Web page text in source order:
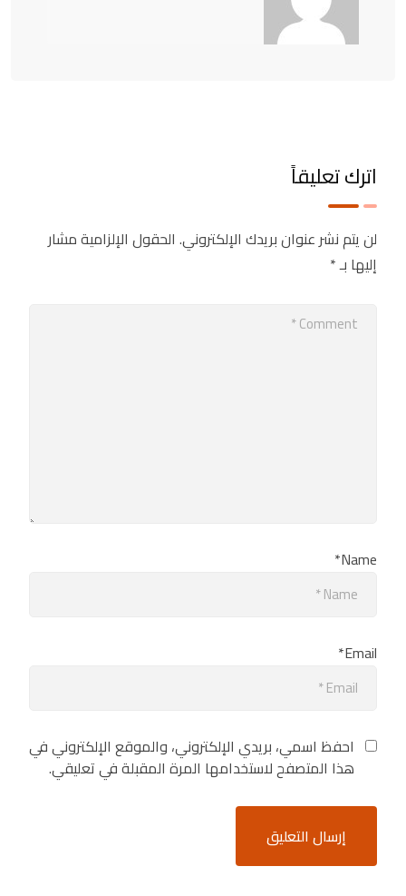
اترك تعليقاً
لن يتم نشر عنوان بريدك الإلكتروني. الحقول الإلزامية مشار
إليها بـ*
Name*
Email*
احفظ اسمي، بريدي الإلكتروني، والموقع الإلكتروني في
هذا المتصفح لاستخدامها المرة المقبلة في تعليقي.